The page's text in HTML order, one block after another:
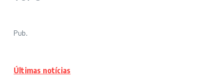
Pub.
Últimas notícias